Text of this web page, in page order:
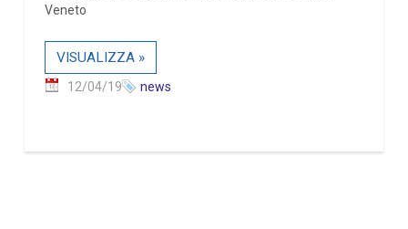
Veneto
VISUALIZZA »
12/04/19 news